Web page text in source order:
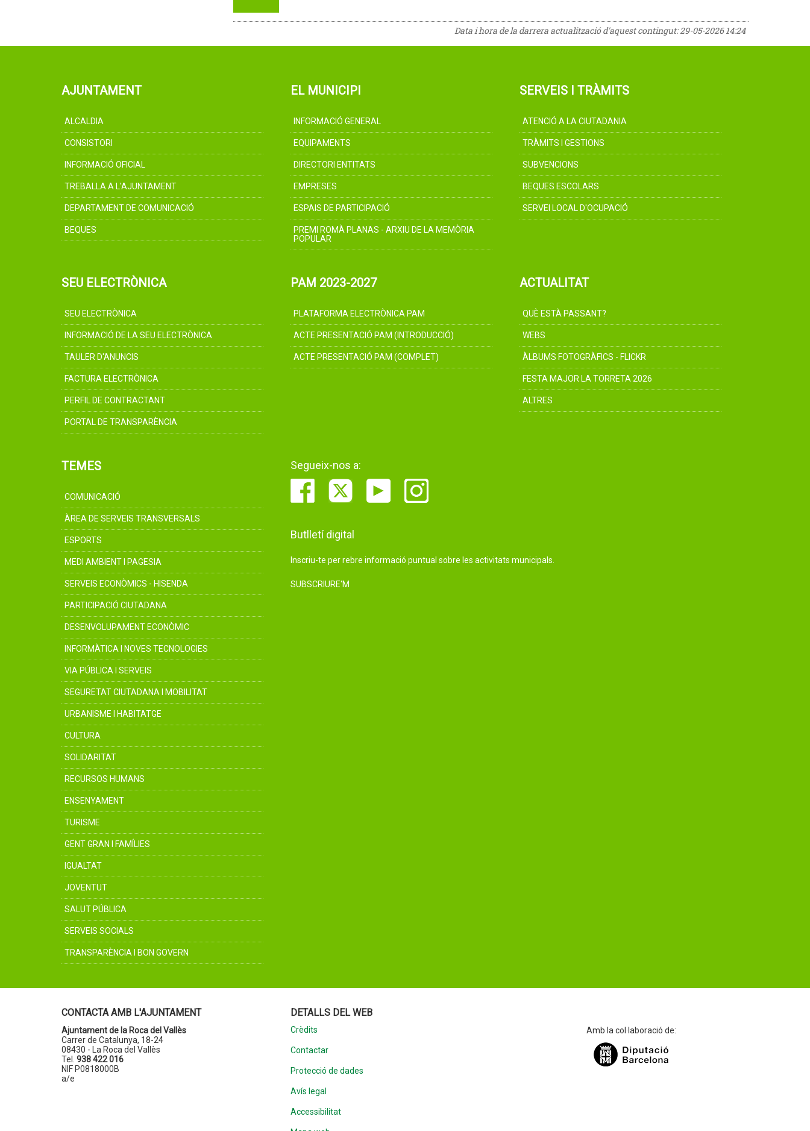
Data i hora de la darrera actualització d'aquest contingut:29-05-2026 14:24
AJUNTAMENT
ALCALDIA
CONSISTORI
INFORMACIÓ OFICIAL
TREBALLA A L'AJUNTAMENT
DEPARTAMENT DE COMUNICACIÓ
BEQUES
EL MUNICIPI
INFORMACIÓ GENERAL
EQUIPAMENTS
DIRECTORI ENTITATS
EMPRESES
ESPAIS DE PARTICIPACIÓ
PREMI ROMÀ PLANAS - ARXIU DE LA MEMÒRIA
POPULAR
SERVEIS I TRÀMITS
ATENCIÓ A LA CIUTADANIA
TRÀMITS I GESTIONS
SUBVENCIONS
BEQUES ESCOLARS
SERVEI LOCAL D'OCUPACIÓ
SEU ELECTRÒNICA
SEU ELECTRÒNICA
INFORMACIÓ DE LA SEU ELECTRÒNICA
TAULER D'ANUNCIS
FACTURA ELECTRÒNICA
PERFIL DE CONTRACTANT
PORTAL DE TRANSPARÈNCIA
PAM 2023-2027
PLATAFORMA ELECTRÒNICA PAM
ACTE PRESENTACIÓ PAM (INTRODUCCIÓ)
ACTE PRESENTACIÓ PAM (COMPLET)
ACTUALITAT
QUÈ ESTÀ PASSANT?
WEBS
ÀLBUMS FOTOGRÀFICS - FLICKR
FESTA MAJOR LA TORRETA 2026
ALTRES
TEMES
COMUNICACIÓ
ÀREA DE SERVEIS TRANSVERSALS
ESPORTS
MEDI AMBIENT I PAGESIA
SERVEIS ECONÒMICS - HISENDA
PARTICIPACIÓ CIUTADANA
DESENVOLUPAMENT ECONÒMIC
INFORMÀTICA I NOVES TECNOLOGIES
VIA PÚBLICA I SERVEIS
SEGURETAT CIUTADANA I MOBILITAT
URBANISME I HABITATGE
CULTURA
SOLIDARITAT
RECURSOS HUMANS
ENSENYAMENT
TURISME
GENT GRAN I FAMÍLIES
IGUALTAT
JOVENTUT
SALUT PÚBLICA
SERVEIS SOCIALS
TRANSPARÈNCIA I BON GOVERN
Segueix-nos a:
Butlletí digital
Inscriu-te per rebre informació puntual sobre les activitats municipals.
SUBSCRIURE'M
CONTACTA AMB L'AJUNTAMENT
Ajuntament de la Roca del Vallès
Carrer de Catalunya, 18-24
08430 - La Roca del Vallès
Tel. 938 422 016
NIF P0818000B
a/e
DETALLS DEL WEB
Crèdits
Contactar
Protecció de dades
Avís legal
Accessibilitat
Amb la col·laboració de: